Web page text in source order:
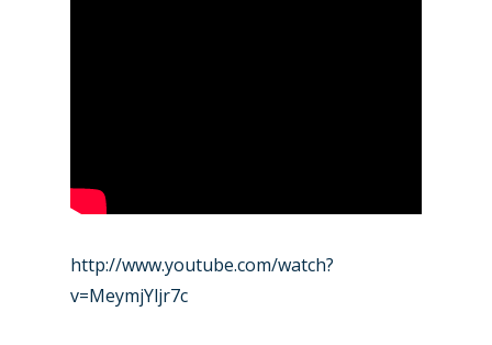
http://www.youtube.com/watch?
v=MeymjYljr7c